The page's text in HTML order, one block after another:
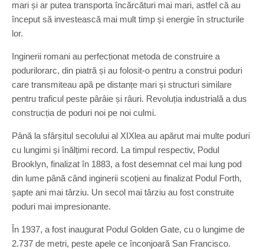
mari și ar putea transporta încărcături mai mari, astfel că au
început să investească mai mult timp și energie în structurile
lor.
Inginerii romani au perfecționat metoda de construire a
podurilorarc, din piatră și au folosit-o pentru a construi poduri
care transmiteau apă pe distanțe mari și structuri similare
pentru traficul peste pârâie și râuri. Revoluția industrială a dus
construcția de poduri noi pe noi culmi.
Până la sfârșitul secolului al XIXlea au apărut mai multe poduri
cu lungimi și înălțimi record. La timpul respectiv, Podul
Brooklyn, finalizat în 1883, a fost desemnat cel mai lung pod
din lume până când inginerii scoțieni au finalizat Podul Forth,
șapte ani mai târziu. Un secol mai târziu au fost construite
poduri mai impresionante.
În 1937, a fost inaugurat Podul Golden Gate, cu o lungime de
2.737 de metri, peste apele ce înconjoară San Francisco.